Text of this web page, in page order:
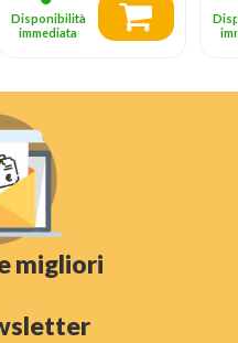
Disponibilità
immediata
migliori